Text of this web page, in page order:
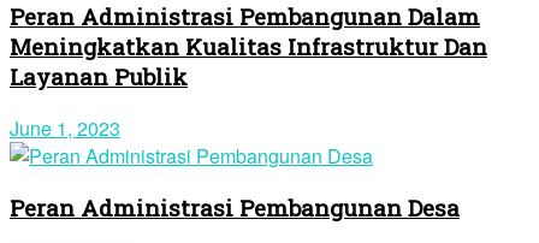
Peran Administrasi Pembangunan Dalam
Meningkatkan Kualitas Infrastruktur Dan
Layanan Publik
June 1, 2023
Peran Administrasi Pembangunan Desa